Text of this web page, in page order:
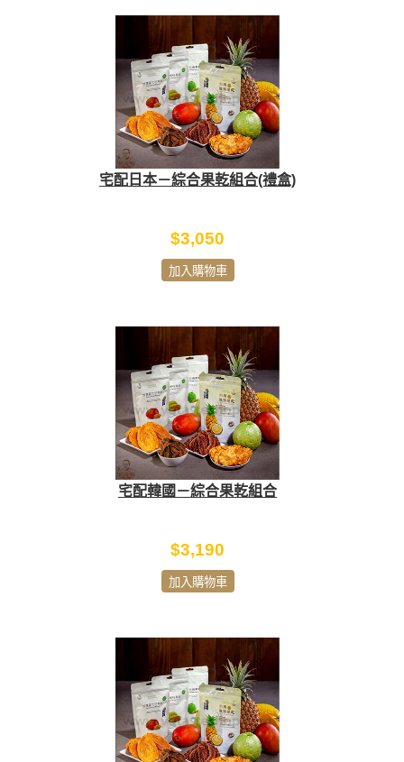
宅配日本－綜合果乾組合(禮盒)
$3,050
加入購物車
宅配韓國－綜合果乾組合
$3,190
加入購物車